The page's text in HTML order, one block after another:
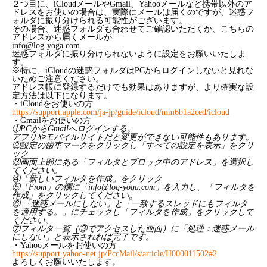
２つ目に、iCloudメールやGmail、Yahooメールなど携帯以外のア
ドレスをお使いの場合は、実際にメールは届くのですが、迷惑フ
ォルダに振り分けられる可能性がございます。
その場合、迷惑フォルダも合わせてご確認いただくか、こちらの
アドレスから届くメールが
info@log-yoga.com
迷惑フォルダに振り分けられないように設定をお願いいたしま
す。
※特に、iCloudの迷惑フォルダはPCからログインしないと見れな
いためご注意ください。
アドレス帳に登録するだけでも効果はありますが、より確実な設
定方法は以下になります。
・iCloudをお使いの方
https://support.apple.com/ja-jp/guide/icloud/mm6b1a2ced/icloud
・Gmailをお使いの方
①PCからGmailへログインする。
アプリやモバイルサイトだと変更ができない可能性もあります。
②設定の歯車マークをクリックし「すべての設定を表示」をクリ
ック
③画面上部にある「フィルタとブロック中のアドレス」を選択し
てください。
④「新しいフィルタを作成」をクリック
⑤「From」の欄に「info@log-yoga.com」を入力し、「フィルタを
作成」をクリックしてください。
⑥ 「迷惑メールにしない」と「一致するスレッドにもフィルタ
を適用する。」にチェックし「フィルタを作成」をクリックして
ください。
⑦フィルタ一覧（③でアクセスした画面）に「処理：迷惑メール
にしない」と表示されれば完了です。
・Yahooメールをお使いの方
https://support.yahoo-net.jp/PccMail/s/article/H000011502#2
よろしくお願いいたします。